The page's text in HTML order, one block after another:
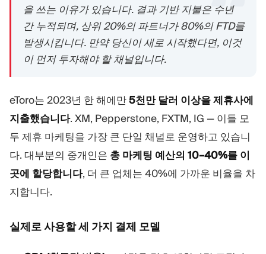
을 쓰는 이유가 있습니다. 결과 기반 지불은 수년
간 누적되며, 상위 20%의 파트너가 80%의 FTD를
발생시킵니다. 만약 당신이 새로 시작했다면, 이것
이 먼저 투자해야 할 채널입니다.
eToro는 2023년 한 해에만5천만 달러 이상을 제휴사에
지출했습니다. XM, Pepperstone, FXTM, IG — 이들 모
두 제휴 마케팅을 가장 큰 단일 채널로 운영하고 있습니
다. 대부분의 중개인은 총 마케팅 예산의 10–40%를 이
곳에 할당합니다, 더 큰 업체는 40%에 가까운 비율을 차
지합니다.
실제로 사용할 세 가지 결제 모델